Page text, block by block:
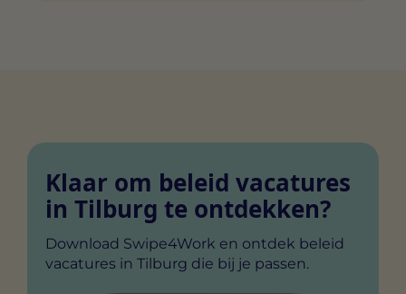
Klaar om beleid vacatures
in Tilburg te ontdekken?
Download Swipe4Work en ontdek beleid
vacatures in Tilburg die bij je passen.